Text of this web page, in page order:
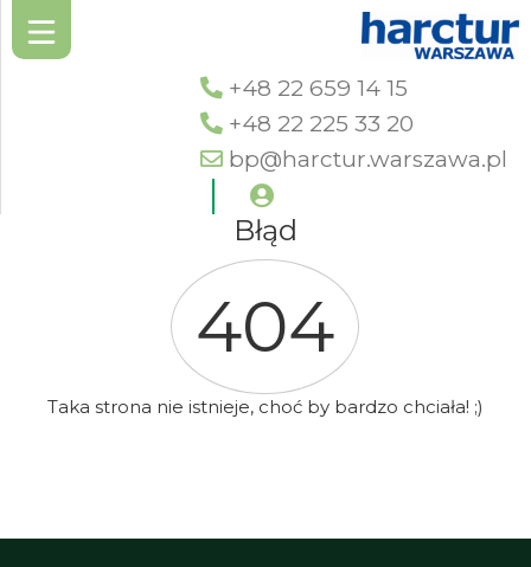
+48 22 659 14 15
+48 22 225 33 20
bp@harctur.warszawa.pl
Błąd
404
Taka strona nie istnieje, choć by bardzo chciała! ;)